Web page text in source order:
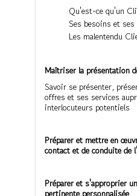
Qu'est-ce qu'un
Ses besoins et
Les malentendu
Maîtriser la présentation
Savoir se présenter,
offres et ses services
interlocuteurs potentiels
Préparer et mettre en
contact et de conduite de
Préparer et s'approprier
pertinente personnalisée